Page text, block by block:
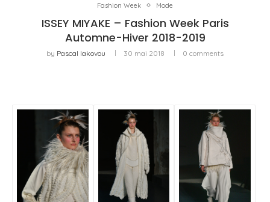
Fashion Week Mode
ISSEY MIYAKE – Fashion Week Paris
Automne-Hiver 2018-2019
by Pascal Iakovou 30 mai 2018 0 comments